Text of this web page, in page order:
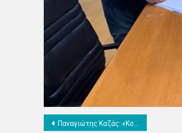
Πλοήγηση
Παναγιώτης Καζάς: «Κουνούπια: Η μόνιμη «καραντίνα» του Δήμου Πύδνας – Κολινδρού»